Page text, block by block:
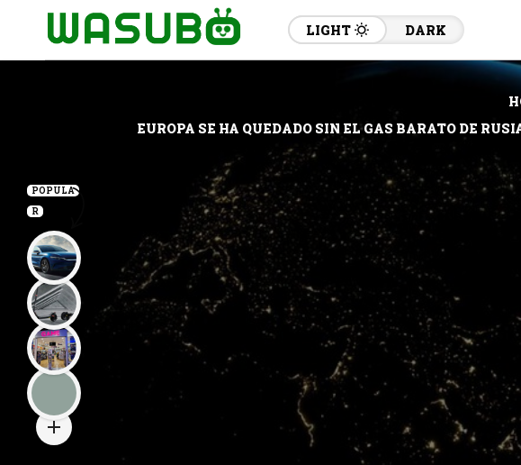
LIGHT DARK
EUROPA SE HA QUEDADO SIN EL GAS BARATO DE
POPULA
R